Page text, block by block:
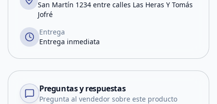
San Martín 1234 entre calles Las Heras Y Tomás
Jofré
Entrega
Entrega inmediata
Preguntas y respuestas
Pregunta al vendedor sobre este producto